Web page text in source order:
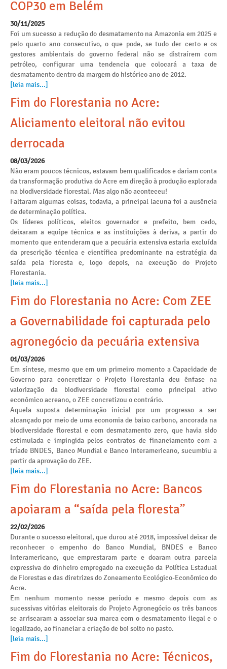
COP30 em Belém
30/11/2025
Foi um sucesso a redução do desmatamento na Amazonia em 2025 e
pelo quarto ano consecutivo, o que pode, se tudo der certo e os
gestores ambientais do governo federal não se distraírem com
petróleo, configurar uma tendencia que colocará a taxa de
desmatamento dentro da margem do histórico ano de 2012.
[leia mais...]
Fim do Florestania no Acre:
Aliciamento eleitoral não evitou
derrocada
08/03/2026
Não eram poucos técnicos, estavam bem qualificados e dariam conta
da transformação produtiva do Acre em direção à produção explorada
na biodiversidade florestal. Mas algo não aconteceu!
Faltaram algumas coisas, todavia, a principal lacuna foi a ausência
de determinação política.
Os líderes políticos, eleitos governador e prefeito, bem cedo,
deixaram a equipe técnica e as instituições à deriva, a partir do
momento que entenderam que a pecuária extensiva estaria excluída
da prescrição técnica e científica predominante na estratégia da
saída pela floresta e, logo depois, na execução do Projeto
Florestania.
[leia mais...]
Fim do Florestania no Acre: Com ZEE
a Governabilidade foi capturada pelo
agronegócio da pecuária extensiva
01/03/2026
Em síntese, mesmo que em um primeiro momento a Capacidade de
Governo para concretizar o Projeto Florestania deu ênfase na
valorização da biodiversidade florestal como principal ativo
econômico acreano, o ZEE concretizou o contrário.
Aquela suposta determinação inicial por um progresso a ser
alcançado por meio de uma economia de baixo carbono, ancorada na
biodiversidade florestal e com desmatamento zero, que havia sido
estimulada e impingida pelos contratos de financiamento com a
tríade BNDES, Banco Mundial e Banco Interamericano, sucumbiu a
partir da aprovação do ZEE.
[leia mais...]
Fim do Florestania no Acre: Bancos
apoiaram a “saída pela floresta”
22/02/2026
Durante o sucesso eleitoral, que durou até 2018, impossível deixar de
reconhecer o empenho do Banco Mundial, BNDES e Banco
Interamericano, que emprestaram parte e doaram outra parcela
expressiva do dinheiro empregado na execução da Política Estadual
de Florestas e das diretrizes do Zoneamento Ecológico-Econômico do
Acre.
Em nenhum momento nesse período e mesmo depois com as
sucessivas vitórias eleitorais do Projeto Agronegócio os três bancos
se arriscaram a associar sua marca com o desmatamento ilegal e o
legalizado, ao financiar a criação de boi solto no pasto.
[leia mais...]
Fim do Florestania no Acre: Técnicos,